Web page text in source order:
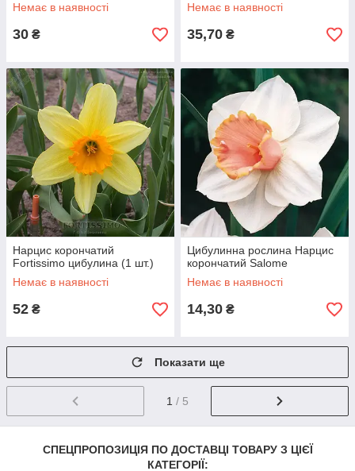
Немає в наявності
30 ₴
Немає в наявності
35,70 ₴
Нарцис корончатий
Fortissimo цибулина (1 шт.)
Немає в наявності
52 ₴
Цибулинна рослина Нарцис
корончатий Salome
Немає в наявності
14,30 ₴
Показати ще
1 / 5
СПЕЦПРОПОЗИЦІЯ ПО ДОСТАВЦІ ТОВАРУ З ЦІЄЇ
КАТЕГОРІЇ: